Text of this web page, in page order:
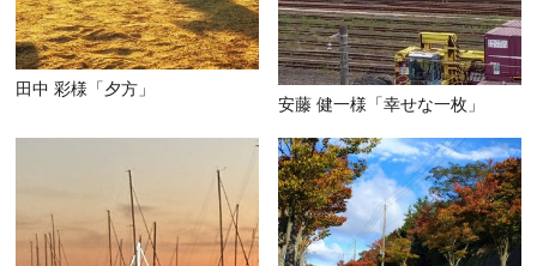
田中 彩様「夕方」
安藤 健一様「幸せな一枚」